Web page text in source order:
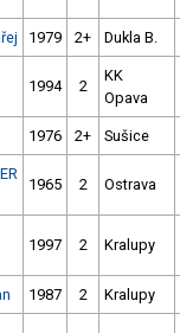
1979 2+ Dukla B.
1994 2
KK
Opava
1976 2+ Sušice
1965 2 Ostrava
1997 2 Kralupy
1987 2 Kralupy